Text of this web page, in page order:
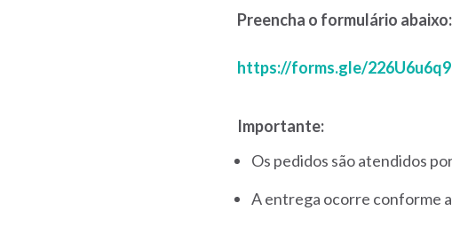
Preencha o formulário abaixo:
https://forms.gle/
Importante:
Os pedidos são atendidos
A entrega ocorre conforme